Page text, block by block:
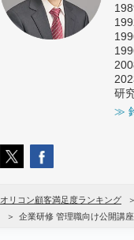
研
≫
オリコン顧客満足度ランキング
企業研修 管理職向け公開講